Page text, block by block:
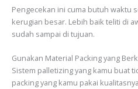
Pengecekan ini cuma butuh waktu
kerugian besar. Lebih baik teliti di
sudah sampai di tujuan.
Gunakan Material Packing yang
Sistem palletizing yang kamu buat
packing yang kamu pakai